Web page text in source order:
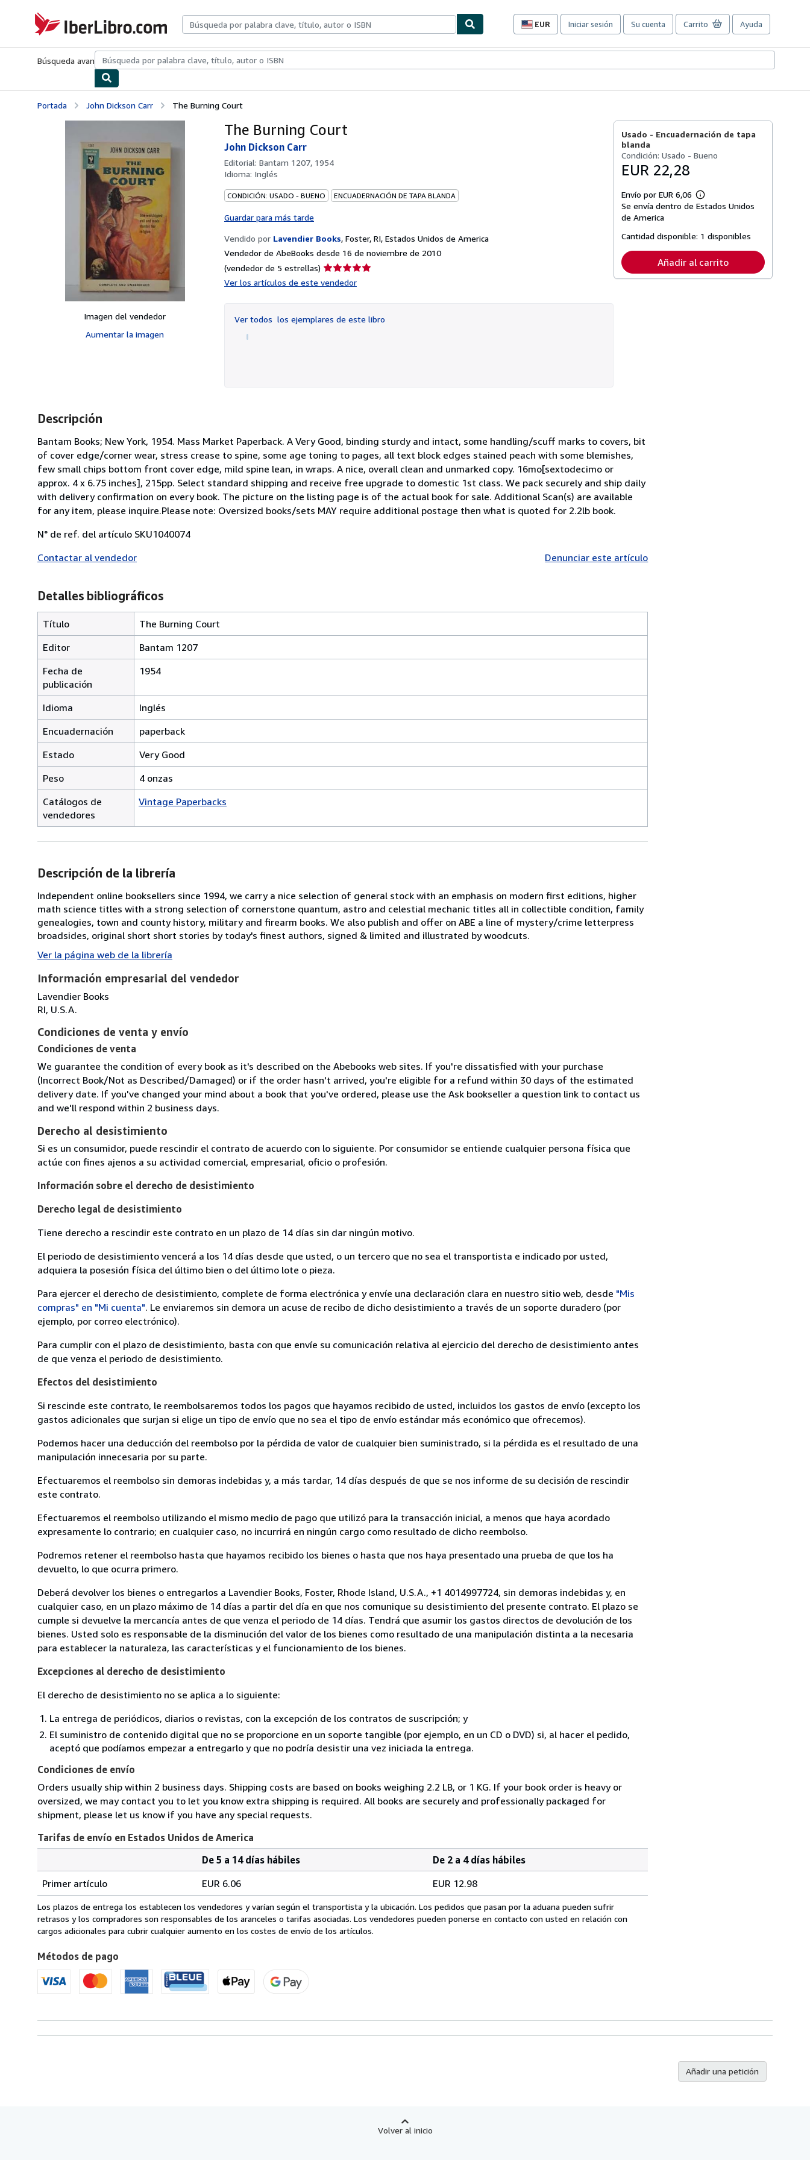
IberLibro.com
EUR
Preferencias
compra
sitio.
Iniciar sesión Su cuenta Carrito Ayuda
Búsqueda avanzadaColecciones Libros antiguosArte y coleccionismo
Portada John Dickson Carr The Burning Court
Imagen del vendedor
Aumentar la imagen
The Burning Court
John Dickson Carr
Editorial: Bantam 1207, 1954
Idioma: Inglés
CONDICIÓN: USADO - BUENO ENCUADERNACIÓN DE TAPA BLANDA
Guardar para más tarde
Vendido por Lavendier Books, Foster, RI, Estados Unidos de America
Vendedor de AbeBooks desde 16 de noviembre de 2010
(vendedor de 5 estrellas) Calificación
Ver los artículos de este vendedor
Ver todos los ejemplares de este libro
Usado - Encuadernación de tapa
blanda
Condición: Usado - Bueno
EUR 22,28
Envío por EUR 6,06
Más
información
tarifas
envío
Se envía dentro de Estados Unidos
de America
Cantidad disponible: 1 disponibles
Añadir al carrito
Descripción
Bantam Books; New York, 1954. Mass Market Paperback. A Very Good, binding sturdy and intact, some handling/scuff marks to covers, bit
of cover edge/corner wear, stress crease to spine, some age toning to pages, all text block edges stained peach with some blemishes,
few small chips bottom front cover edge, mild spine lean, in wraps. A nice, overall clean and unmarked copy. 16mo[sextodecimo or
approx. 4 x 6.75 inches], 215pp. Select standard shipping and receive free upgrade to domestic 1st class. We pack securely and ship daily
with delivery confirmation on every book. The picture on the listing page is of the actual book for sale. Additional Scan(s) are available
for any item, please inquire.Please note: Oversized books/sets MAY require additional postage then what is quoted for 2.2lb book.
N° de ref. del artículo SKU1040074
Contactar al vendedor
Denunciar este artículo
Detalles bibliográficos
Título
The Burning Court
Editor
Bantam 1207
Fecha de
publicación
1954
Idioma
Inglés
Encuadernación
paperback
Estado
Very Good
Peso
4 onzas
Catálogos de
vendedores
Vintage Paperbacks
Descripción de la librería
Independent online booksellers since 1994, we carry a nice selection of general stock with an emphasis on modern first editions, higher
math science titles with a strong selection of cornerstone quantum, astro and celestial mechanic titles all in collectible condition, family
genealogies, town and county history, military and firearm books. We also publish and offer on ABE a line of mystery/crime letterpress
broadsides, original short short stories by today's finest authors, signed & limited and illustrated by woodcuts.
Ver la página web de la librería
Información empresarial del vendedor
Lavendier Books
RI, U.S.A.
Condiciones de venta y envío
Condiciones de venta
We guarantee the condition of every book as it's described on the Abebooks web sites. If you're dissatisfied with your purchase
(Incorrect Book/Not as Described/Damaged) or if the order hasn't arrived, you're eligible for a refund within 30 days of the estimated
delivery date. If you've changed your mind about a book that you've ordered, please use the Ask bookseller a question link to contact us
and we'll respond within 2 business days.
Derecho al desistimiento
Si es un consumidor, puede rescindir el contrato de acuerdo con lo siguiente. Por consumidor se entiende cualquier persona física que
actúe con fines ajenos a su actividad comercial, empresarial, oficio o profesión.
Información sobre el derecho de desistimiento
Derecho legal de desistimiento
Tiene derecho a rescindir este contrato en un plazo de 14 días sin dar ningún motivo.
El periodo de desistimiento vencerá a los 14 días desde que usted, o un tercero que no sea el transportista e indicado por usted,
adquiera la posesión física del último bien o del último lote o pieza.
Para ejercer el derecho de desistimiento, complete de forma electrónica y envíe una declaración clara en nuestro sitio web, desde "Mis
compras" en "Mi cuenta". Le enviaremos sin demora un acuse de recibo de dicho desistimiento a través de un soporte duradero (por
ejemplo, por correo electrónico).
Para cumplir con el plazo de desistimiento, basta con que envíe su comunicación relativa al ejercicio del derecho de desistimiento antes
de que venza el periodo de desistimiento.
Efectos del desistimiento
Si rescinde este contrato, le reembolsaremos todos los pagos que hayamos recibido de usted, incluidos los gastos de envío (excepto los
gastos adicionales que surjan si elige un tipo de envío que no sea el tipo de envío estándar más económico que ofrecemos).
Podemos hacer una deducción del reembolso por la pérdida de valor de cualquier bien suministrado, si la pérdida es el resultado de una
manipulación innecesaria por su parte.
Efectuaremos el reembolso sin demoras indebidas y, a más tardar, 14 días después de que se nos informe de su decisión de rescindir
este contrato.
Efectuaremos el reembolso utilizando el mismo medio de pago que utilizó para la transacción inicial, a menos que haya acordado
expresamente lo contrario; en cualquier caso, no incurrirá en ningún cargo como resultado de dicho reembolso.
Podremos retener el reembolso hasta que hayamos recibido los bienes o hasta que nos haya presentado una prueba de que los ha
devuelto, lo que ocurra primero.
Deberá devolver los bienes o entregarlos a Lavendier Books, Foster, Rhode Island, U.S.A., +1 4014997724, sin demoras indebidas y, en
cualquier caso, en un plazo máximo de 14 días a partir del día en que nos comunique su desistimiento del presente contrato. El plazo se
cumple si devuelve la mercancía antes de que venza el periodo de 14 días. Tendrá que asumir los gastos directos de devolución de los
bienes. Usted solo es responsable de la disminución del valor de los bienes como resultado de una manipulación distinta a la necesaria
para establecer la naturaleza, las características y el funcionamiento de los bienes.
Excepciones al derecho de desistimiento
El derecho de desistimiento no se aplica a lo siguiente:
La entrega de periódicos, diarios o revistas, con la excepción de los contratos de suscripción; y
El suministro de contenido digital que no se proporcione en un soporte tangible (por ejemplo, en un CD o DVD) si, al hacer el pedido,
aceptó que podíamos empezar a entregarlo y que no podría desistir una vez iniciada la entrega.
Condiciones de envío
Orders usually ship within 2 business days. Shipping costs are based on books weighing 2.2 LB, or 1 KG. If your book order is heavy or
oversized, we may contact you to let you know extra shipping is required. All books are securely and professionally packaged for
shipment, please let us know if you have any special requests.
Tarifas de envío en Estados Unidos de America
de
envío
en
Estados
de
America
pedido
De 5 a 14 días hábiles
De 2 a 4 días hábiles
Primer artículo
EUR 6.06 EUR 12.98
Los plazos de entrega los establecen los vendedores y varían según el transportista y la ubicación. Los pedidos que pasan por la aduana pueden sufrir
retrasos y los compradores son responsables de los aranceles o tarifas asociadas. Los vendedores pueden ponerse en contacto con usted en relación con
cargos adicionales para cubrir cualquier aumento en los costes de envío de los artículos.
Métodos de pago
Añadir una petición
Volver al inicio